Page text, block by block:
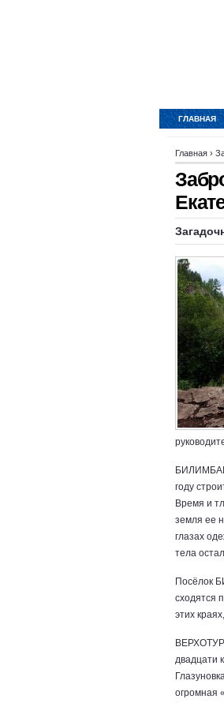
ГЛАВНАЯ
Главная ›
году
Время и
земля ее
глазах
тела
Посёлок
сходятся
этих
двадцати
огромная